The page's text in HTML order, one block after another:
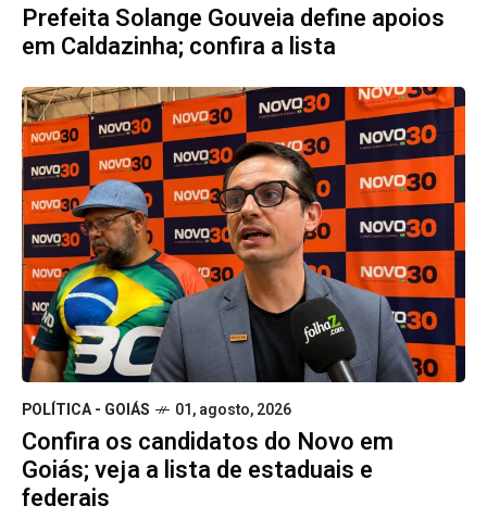
Prefeita Solange Gouveia define apoios
em Caldazinha; confira a lista
POLÍTICA - GOIÁS 01, agosto, 2026
Confira os candidatos do Novo em
Goiás; veja a lista de estaduais e
federais